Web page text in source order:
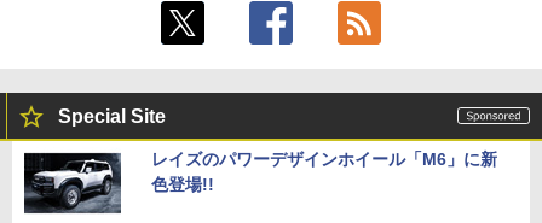
Special Site
レイズのパワーデザインホイール「M6」に新
色登場!!